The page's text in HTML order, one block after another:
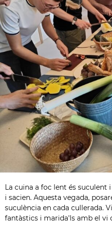
La cuina a foc lent és suculent
i sacien. Aquesta vegada,
suculència en cada cullerada.
fantàstics i marida'ls amb el vi